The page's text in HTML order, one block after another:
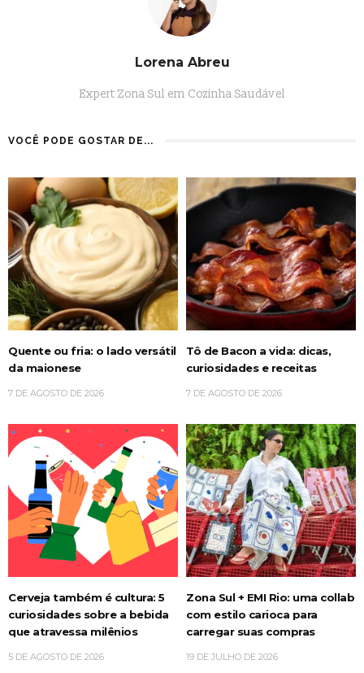
Lorena Abreu
Expert Zona Sul em Cozinha Saudável
VOCÊ PODE GOSTAR DE...
Quente ou fria: o lado versátil
da maionese
7 DE AGOSTO DE 2026
Tô de Bacon a vida: dicas,
curiosidades e receitas
7 DE AGOSTO DE 2026
Cerveja também é cultura: 5
curiosidades sobre a bebida
que atravessa milênios
5 DE AGOSTO DE 2026
Zona Sul + EMI Rio: uma collab
com estilo carioca para
carregar suas compras
19 DE JULHO DE 2026